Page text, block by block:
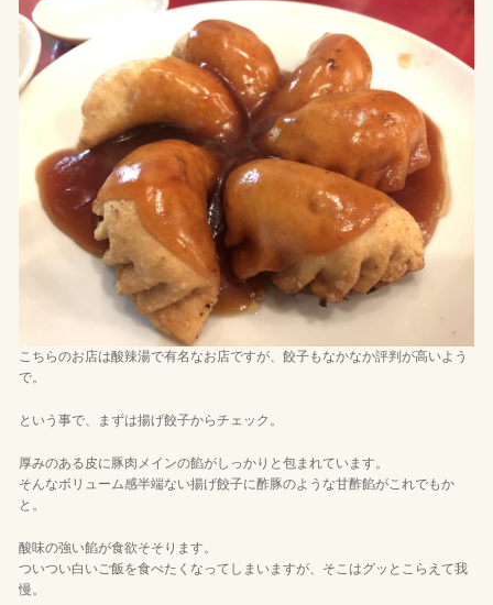
こちらのお店は酸辣湯で有名なお店ですが、餃子もなかなか評判が高いよう
で。
という事で、まずは揚げ餃子からチェック。
厚みのある皮に豚肉メインの餡がしっかりと包まれています。
そんなボリューム感半端ない揚げ餃子に酢豚のような甘酢餡がこれでもか
と。
酸味の強い餡が食欲そそります。
ついつい白いご飯を食べたくなってしまいますが、そこはグッとこらえて我
慢。